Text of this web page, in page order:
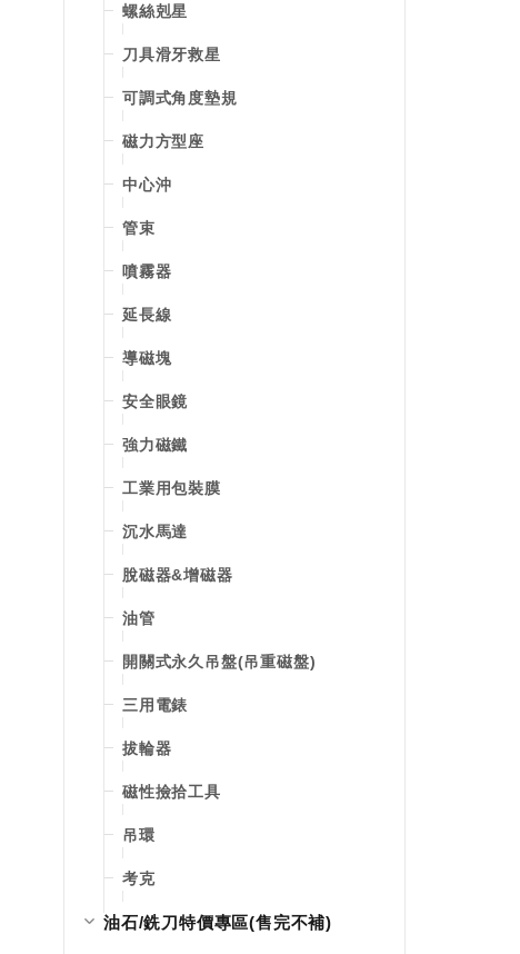
螺絲剋星
刀具滑牙救星
可調式角度墊規
磁力方型座
中心沖
管束
噴霧器
延長線
導磁塊
安全眼鏡
強力磁鐵
工業用包裝膜
沉水馬達
脫磁器&增磁器
油管
開關式永久吊盤(吊重磁盤)
三用電錶
拔輪器
磁性撿拾工具
吊環
考克
油石/銑刀特價專區(售完不補)